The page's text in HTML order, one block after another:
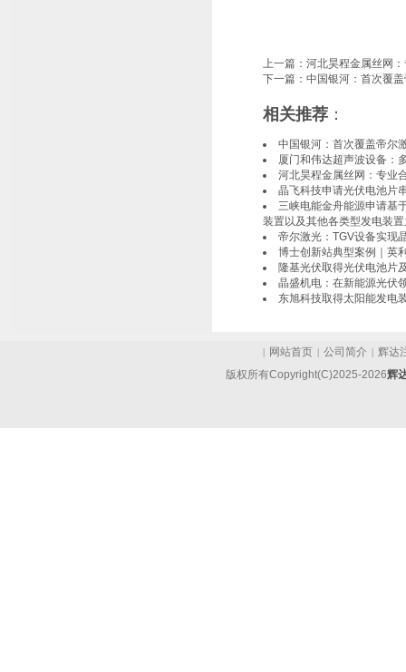
上一篇： 河北昊程金属丝网
下一篇： 中国银河：首次覆
相关推荐 ：
中国银河：首次覆盖帝尔
厦门和伟达超声波设备：
河北昊程金属丝网：专业
晶飞科技申请光伏电池片
三峡电能金舟能源申请基
装置以及其他各类型发电装
帝尔激光：TGV设备实现
博士创新站典型案例｜英
隆基光伏取得光伏电池片
晶盛机电：在新能源光伏
东旭科技取得太阳能发电
| 网站首页 | 公司简介 | 辉达
版权所有Copyright(C)2025-2026辉